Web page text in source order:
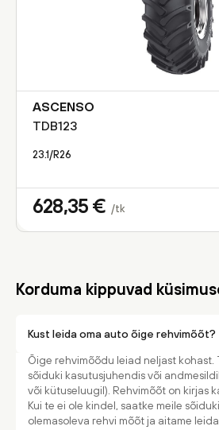
ASCENSO
TDB123
23.1/R26
628,35 € /tk
Korduma kippuvad
Kust leida oma auto õige rehvimõõt?
Õige rehvimõõdu leiad neljast kohast.
sõiduki kasutusjuhendis või
või kütuseluugil). Rehvimõõt on kirjas
Kui te ei ole kindel, saatke meile
olemasoleva rehvi mõõt ja aitame